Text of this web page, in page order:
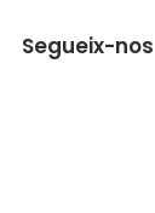
Segueix-nos